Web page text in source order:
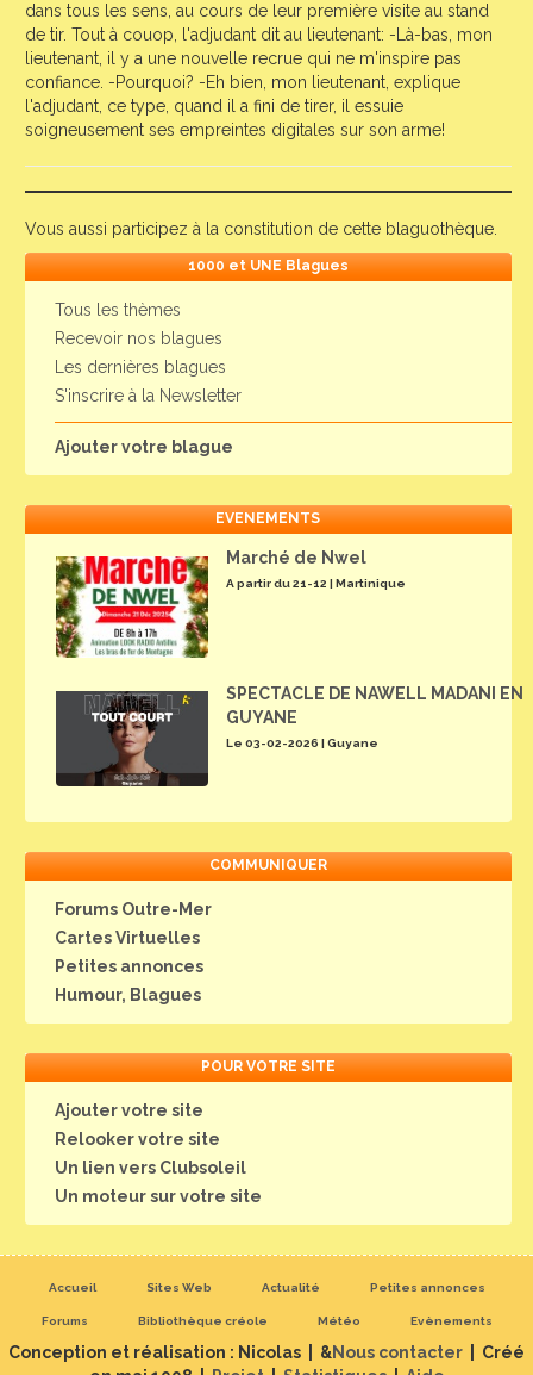
dans tous les sens, au cours de leur première visite au stand
de tir. Tout à couop, l'adjudant dit au lieutenant: -Là-bas, mon
lieutenant, il y a une nouvelle recrue qui ne m'inspire pas
confiance. -Pourquoi? -Eh bien, mon lieutenant, explique
l'adjudant, ce type, quand il a fini de tirer, il essuie
soigneusement ses empreintes digitales sur son arme!
Vous aussi participez à la constitution de cette blaguothèque.
1000 et UNE Blagues
Tous les thèmes
Recevoir nos blagues
Les dernières blagues
S'inscrire à la Newsletter
Ajouter votre blague
EVENEMENTS
Marché de Nwel
A partir du 21-12 | Martinique
SPECTACLE DE NAWELL MADANI EN
GUYANE
Le 03-02-2026 | Guyane
COMMUNIQUER
Forums Outre-Mer
Cartes Virtuelles
Petites annonces
Humour, Blagues
POUR VOTRE SITE
Ajouter votre site
Relooker votre site
Un lien vers Clubsoleil
Un moteur sur votre site
Accueil Sites Web Actualité Petites annonces
Forums Bibliothèque créole Météo Evènements
Conception et réalisation : Nicolas | &Nous contacter | Créé